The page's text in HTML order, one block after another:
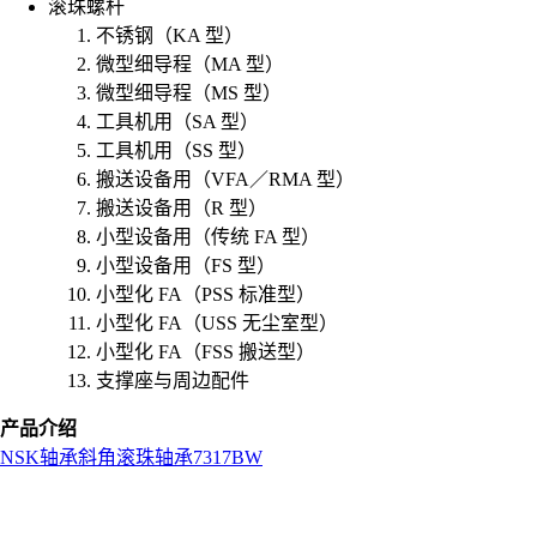
滚珠螺杆
不锈钢（KA 型）
微型细导程（MA 型）
微型细导程（MS 型）
工具机用（SA 型）
工具机用（SS 型）
搬送设备用（VFA／RMA 型）
搬送设备用（R 型）
小型设备用（传统 FA 型）
小型设备用（FS 型）
小型化 FA（PSS 标准型）
小型化 FA（USS 无尘室型）
小型化 FA（FSS 搬送型）
支撑座与周边配件
产品介绍
NSK轴承斜角滚珠轴承7317BW